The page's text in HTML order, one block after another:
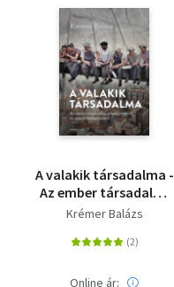
A valakik társadalma -
Az ember társadalmi
jelentőségéről és
Krémer Balázs
Online ár: